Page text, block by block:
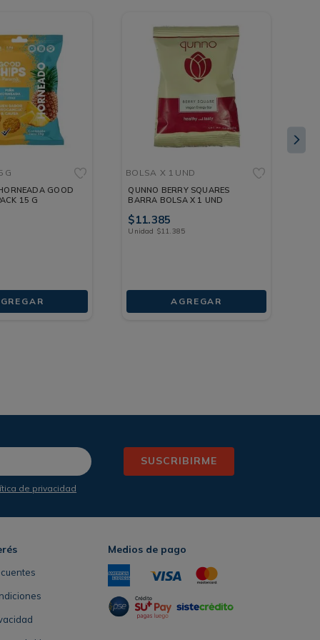
G
GOOD
15 G
BOLSA X 1 UND
QUNNO BERRY SQUARES
BARRA BOLSA X 1 UND
$11.385
Unidad $11 385
AGREGAR
SUSCRIBIRME
de privacidad
Medios de pago